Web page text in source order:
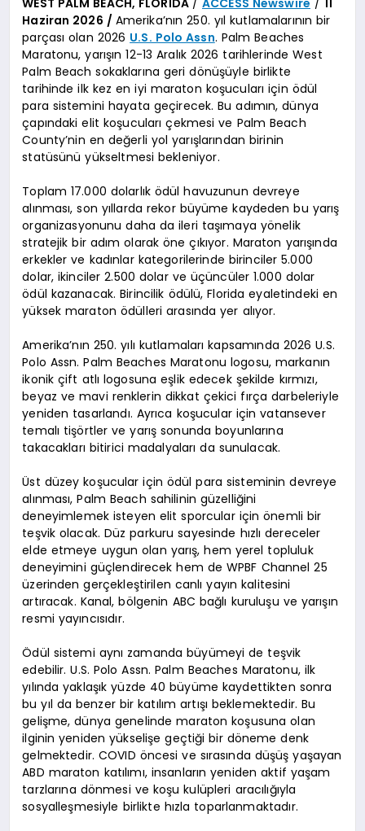
Haziran 2026 / Amerika’nın 250. yıl kutlamalarının bir
parçası olan 2026 U.S. Polo Assn. Palm Beaches
Maratonu, yarışın 12-13 Aralık 2026 tarihlerinde West
Palm Beach sokaklarına geri dönüşüyle birlikte
tarihinde ilk kez en iyi maraton koşucuları için ödül
para sistemini hayata geçirecek. Bu adımın, dünya
çapındaki elit koşucuları çekmesi ve Palm Beach
County’nin en değerli yol yarışlarından birinin
statüsünü yükseltmesi bekleniyor.
Toplam 17.000 dolarlık ödül havuzunun devreye
alınması, son yıllarda rekor büyüme kaydeden bu yarış
organizasyonunu daha da ileri taşımaya yönelik
stratejik bir adım olarak öne çıkıyor. Maraton yarışında
erkekler ve kadınlar kategorilerinde birinciler 5.000
dolar, ikinciler 2.500 dolar ve üçüncüler 1.000 dolar
ödül kazanacak. Birincilik ödülü, Florida eyaletindeki en
yüksek maraton ödülleri arasında yer alıyor.
Amerika’nın 250. yılı kutlamaları kapsamında 2026 U.S.
Polo Assn. Palm Beaches Maratonu logosu, markanın
ikonik çift atlı logosuna eşlik edecek şekilde kırmızı,
beyaz ve mavi renklerin dikkat çekici fırça darbeleriyle
yeniden tasarlandı. Ayrıca koşucular için vatansever
temalı tişörtler ve yarış sonunda boyunlarına
takacakları bitirici madalyaları da sunulacak.
Üst düzey koşucular için ödül para sisteminin devreye
alınması, Palm Beach sahilinin güzelliğini
deneyimlemek isteyen elit sporcular için önemli bir
teşvik olacak. Düz parkuru sayesinde hızlı dereceler
elde etmeye uygun olan yarış, hem yerel topluluk
deneyimini güçlendirecek hem de WPBF Channel 25
üzerinden gerçekleştirilen canlı yayın kalitesini
artıracak. Kanal, bölgenin ABC bağlı kuruluşu ve yarışın
resmi yayıncısıdır.
Ödül sistemi aynı zamanda büyümeyi de teşvik
edebilir. U.S. Polo Assn. Palm Beaches Maratonu, ilk
yılında yaklaşık yüzde 40 büyüme kaydettikten sonra
bu yıl da benzer bir katılım artışı beklemektedir. Bu
gelişme, dünya genelinde maraton koşusuna olan
ilginin yeniden yükselişe geçtiği bir döneme denk
gelmektedir. COVID öncesi ve sırasında düşüş yaşayan
ABD maraton katılımı, insanların yeniden aktif yaşam
tarzlarına dönmesi ve koşu kulüpleri aracılığıyla
sosyalleşmesiyle birlikte hızla toparlanmaktadır.